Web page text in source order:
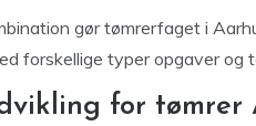
gør tømrerfaget i
forskellige typer opgaver og
for tømrer